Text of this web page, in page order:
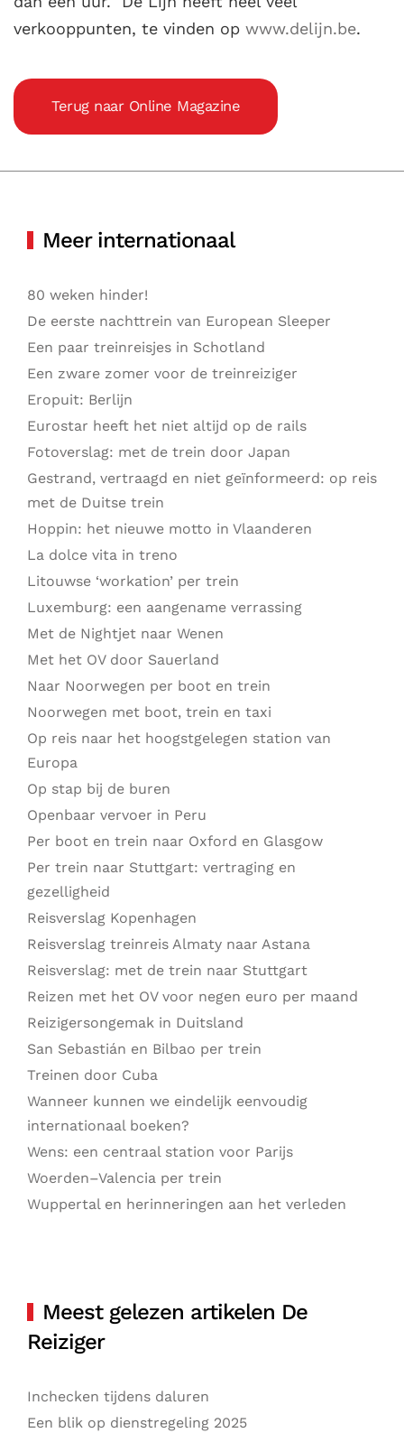
verkooppunten, te vinden op www.delijn.be.
Terug naar Online Magazine
Meer internationaal
80 weken hinder!
De eerste nachttrein van European Sleeper
Een paar treinreisjes in Schotland
Een zware zomer voor de treinreiziger
Eropuit: Berlijn
Eurostar heeft het niet altijd op de rails
Fotoverslag: met de trein door Japan
Gestrand, vertraagd en niet geïnformeerd: op reis
met de Duitse trein
Hoppin: het nieuwe motto in Vlaanderen
La dolce vita in treno
Litouwse ‘workation’ per trein
Luxemburg: een aangename verrassing
Met de Nightjet naar Wenen
Met het OV door Sauerland
Naar Noorwegen per boot en trein
Noorwegen met boot, trein en taxi
Op reis naar het hoogstgelegen station van
Europa
Op stap bij de buren
Openbaar vervoer in Peru
Per boot en trein naar Oxford en Glasgow
Per trein naar Stuttgart: vertraging en
gezelligheid
Reisverslag Kopenhagen
Reisverslag treinreis Almaty naar Astana
Reisverslag: met de trein naar Stuttgart
Reizen met het OV voor negen euro per maand
Reizigersongemak in Duitsland
San Sebastián en Bilbao per trein
Treinen door Cuba
Wanneer kunnen we eindelijk eenvoudig
internationaal boeken?
Wens: een centraal station voor Parijs
Woerden–Valencia per trein
Wuppertal en herinneringen aan het verleden
Meest gelezen artikelen De
Reiziger
Inchecken tijdens daluren
Een blik op dienstregeling 2025